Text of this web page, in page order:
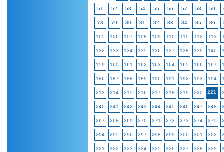
51 52 53 54 55 56 57 58 59
78 79 80 81 82 83 84 85 86
105 106 107 108 109 110 111 112 113
132 133 134 135 136 137 138 139 140
159 160 161 162 163 164 165 166 167
186 187 188 189 190 191 192 193 194
213 214 215 216 217 218 219 220 221
240 241 242 243 244 245 246 247 248
267 268 269 270 271 272 273 274 275
294 295 296 297 298 299 300 301 302
321 322 323 324 325 326 327 328 329